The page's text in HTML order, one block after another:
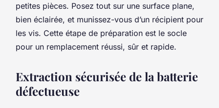
petites pièces. Posez tout sur une surface plane,
bien éclairée, et munissez-vous d’un récipient pour
les vis. Cette étape de préparation est le socle
pour un remplacement réussi, sûr et rapide.
Extraction sécurisée de la batterie
défectueuse